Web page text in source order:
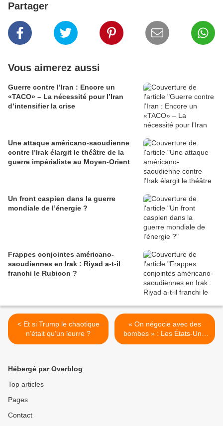
Partager
Vous aimerez aussi
Guerre contre l’Iran : Encore un
«TACO» – La nécessité pour l’Iran
d’intensifier la crise
Une attaque américano-saoudienne
contre l’Irak élargit le théâtre de la
guerre impérialiste au Moyen-Orient
Un front caspien dans la guerre
mondiale de l’énergie ?
Frappes conjointes américano-
saoudiennes en Irak : Riyad a-t-il
franchi le Rubicon ?
< Et si Trump le chaotique
n’était qu’un leurre ?
« On négocie avec des
bombes » : Les États-Unis
vont déployer la 82e
Hébergé par Overblog
Top articles
Pages
Contact